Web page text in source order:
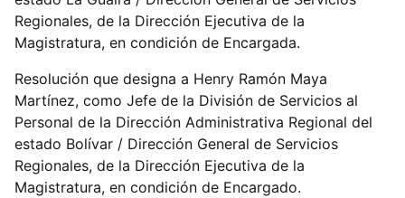
Regionales, de la Dirección Ejecutiva de la
Magistratura, en condición de Encargada.
Resolución que designa a Henry Ramón Maya
Martínez, como Jefe de la División de Servicios al
Personal de la Dirección Administrativa Regional del
estado Bolívar / Dirección General de Servicios
Regionales, de la Dirección Ejecutiva de la
Magistratura, en condición de Encargado.